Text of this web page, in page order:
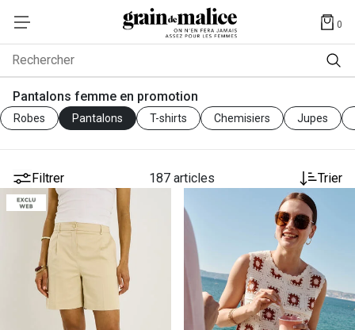
0
Rechercher
Pantalons femme en promotion
Robes Pantalons T-shirts Chemisiers Jupes
Filtrer 187 articles Trier